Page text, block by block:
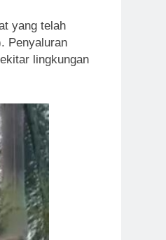
yang telah
Penyaluran
lingkungan